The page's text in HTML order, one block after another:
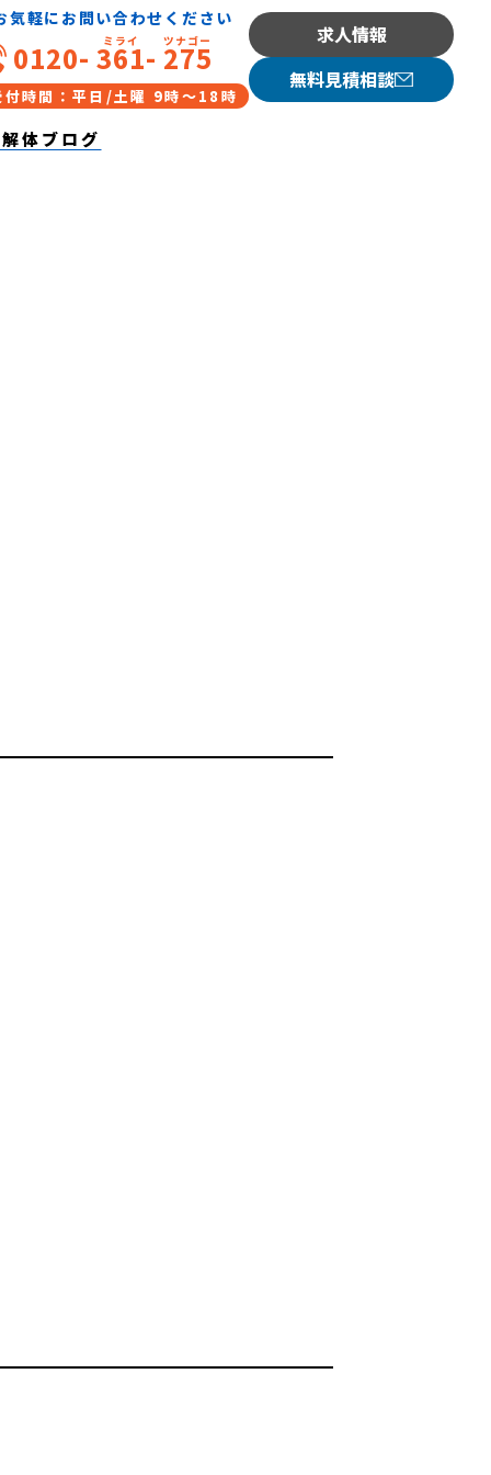
気軽にお問い合わせください
0120-361- 275
付時間：平日/土曜 9時〜18時
求人情報
無料見積相談
体ブログ
【愛知県の解体工事】